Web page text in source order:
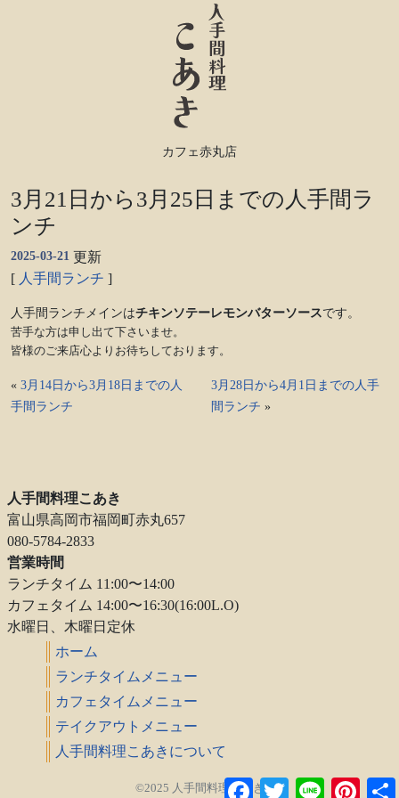
カフェ赤丸店
3月21日から3月25日までの人手間ラ
ンチ
2025-03-21 更新
[ 人手間ランチ ]
人手間ランチメインはチキンソテーレモンバターソースです。
苦手な方は申し出て下さいませ。
皆様のご来店心よりお待ちしております。
« 3月14日から3月18日までの人
手間ランチ
3月28日から4月1日までの人手
間ランチ »
人手間料理こあき
富山県高岡市福岡町赤丸657
080-5784-2833
営業時間
ランチタイム 11:00〜14:00
カフェタイム 14:00〜16:30(16:00L.O)
水曜日、木曜日定休
ホーム
ランチタイムメニュー
カフェタイムメニュー
テイクアウトメニュー
人手間料理こあきについて
©2025 人手間料理こあきFacebookTwitter Line